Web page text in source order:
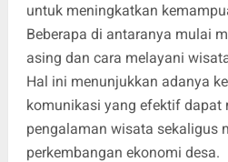
untuk meningkatkan
Beberapa di antaranya mulai
asing dan cara melayani
Hal ini menunjukkan adanya
komunikasi yang efektif dapat
pengalaman wisata sekaligus
perkembangan ekonomi desa.